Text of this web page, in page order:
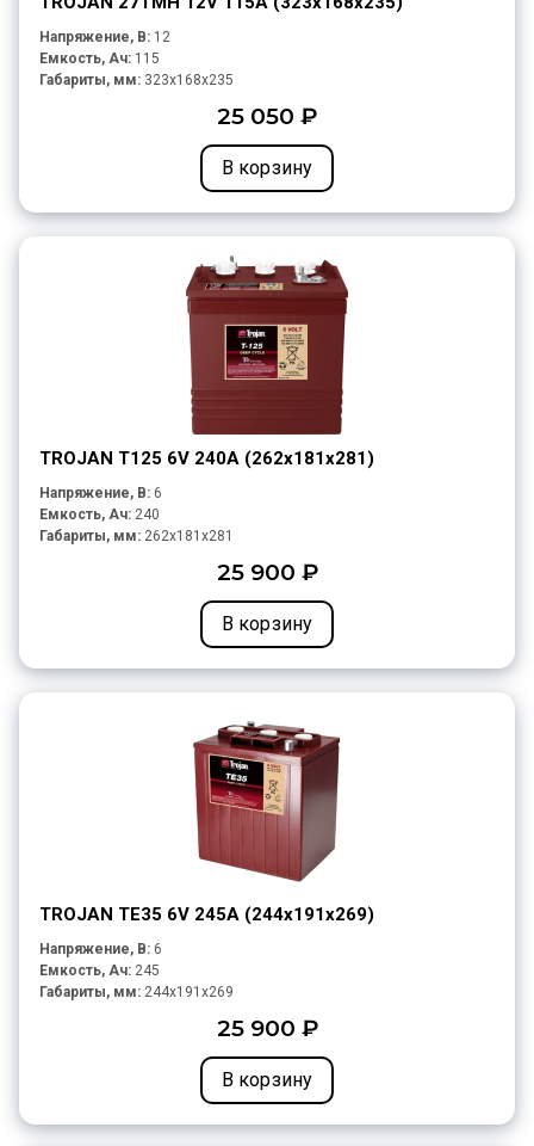
Напряжение, В: 12
Емкость, Ач: 115
Габариты, мм: 323x168x235
25 050 ₽
В корзину
TROJAN T125 6V 240A (262х181х281)
Напряжение, В: 6
Емкость, Ач: 240
Габариты, мм: 262x181x281
25 900 ₽
В корзину
TROJAN TE35 6V 245A (244х191х269)
Напряжение, В: 6
Емкость, Ач: 245
Габариты, мм: 244x191x269
25 900 ₽
В корзину